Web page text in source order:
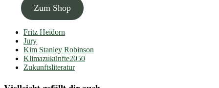
Zum Shop
Fritz Heidorn
Jury
Kim Stanley Robinson
Klimazukünfte2050
Zukunftsliteratur